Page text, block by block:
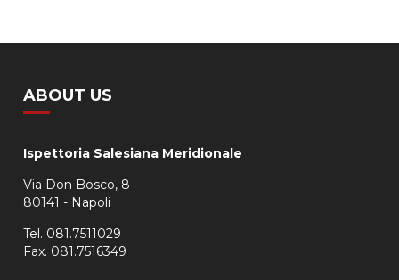
ABOUT US
Ispettoria Salesiana Meridionale
Via Don Bosco, 8
80141 - Napoli
Tel. 081.7511029
Fax. 081.7516349